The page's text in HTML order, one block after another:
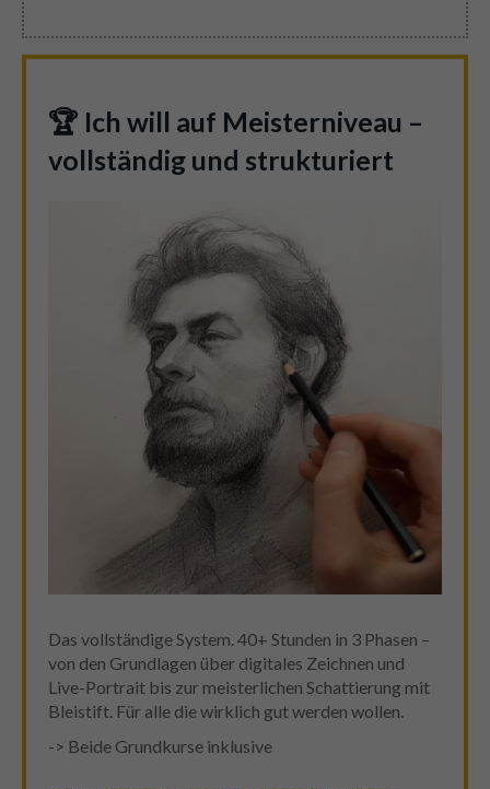
🏆 Ich will auf Meisterniveau –
vollständig und strukturiert
Das vollständige System. 40+ Stunden in 3 Phasen –
von den Grundlagen über digitales Zeichnen und
Live-Portrait bis zur meisterlichen Schattierung mit
Bleistift. Für alle die wirklich gut werden wollen.
-> Beide Grundkurse inklusive